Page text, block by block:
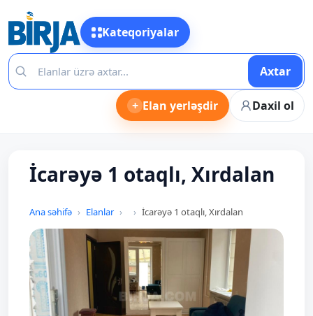
Kateqoriyalar
Axtar
+ Elan yerləşdir Daxil ol
İcarəyə 1 otaqlı, Xırdalan
Ana səhifə Elanlar İcarəyə 1 otaqlı, Xırdalan